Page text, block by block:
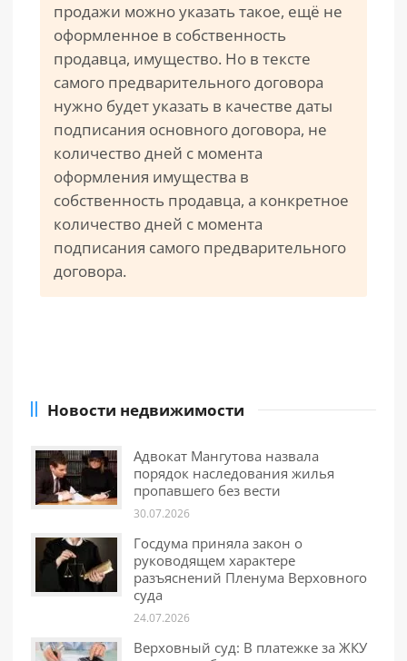
продажи можно указать такое, ещё не
оформленное в собственность
продавца, имущество. Но в тексте
самого предварительного договора
нужно будет указать в качестве даты
подписания основного договора, не
количество дней с момента
оформления имущества в
собственность продавца, а конкретное
количество дней с момента
подписания самого предварительного
договора.
Новости недвижимости
Адвокат Мангутова назвала
порядок наследования жилья
пропавшего без вести
30.07.2026
Госдума приняла закон о
руководящем характере
разъяснений Пленума Верховного
суда
24.07.2026
Верховный суд: В платежке за ЖКУ